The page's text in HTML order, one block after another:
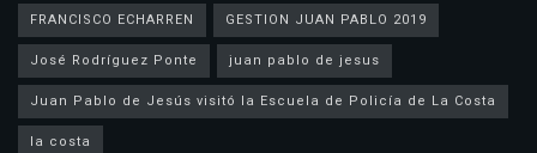
FRANCISCO ECHARREN
GESTION JUAN PABLO 2019
José Rodríguez Ponte
juan pablo de jesus
la costa